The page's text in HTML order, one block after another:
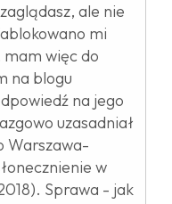
ale nie
mi
więc do
na blogu
na jego
uzasadniał
Warszawa-
w
Sprawa - jak